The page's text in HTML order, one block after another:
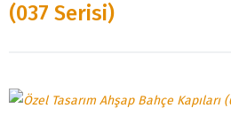
(037 Serisi)